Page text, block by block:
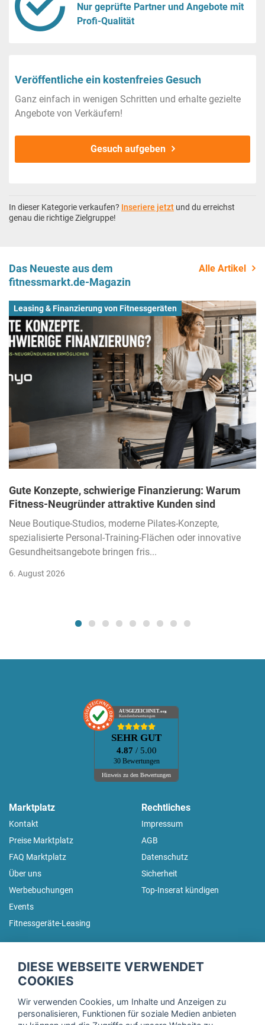
Nur geprüfte Partner und Angebote mit
Profi-Qualität
Veröffentliche ein kostenfreies Gesuch
Ganz einfach in wenigen Schritten und erhalte gezielte
Angebote von Verkäufern!
Gesuch aufgeben
In dieser Kategorie verkaufen? Inseriere jetzt und du erreichst
genau die richtige Zielgruppe!
Das Neueste aus dem
fitnessmarkt.de-Magazin
Alle Artikel
Leasing & Finanzierung von Fitnessgeräten
Gute Konzepte, schwierige Finanzierung: Warum
Fitness-Neugründer attraktive Kunden sind
Neue Boutique-Studios, moderne Pilates-Konzepte,
spezialisierte Personal-Training-Flächen oder innovative
Gesundheitsangebote bringen fris...
6. August 2026
AUSGEZEICHNET.org
Kundenbewertungen
SEHR GUT
4.87 / 5.00
30 Bewertungen
Hinweis zu den Bewertungen
Marktplatz
Kontakt
Preise Marktplatz
FAQ Marktplatz
Über uns
Werbebuchungen
Events
Fitnessgeräte-Leasing
Rechtliches
Impressum
AGB
Datenschutz
Sicherheit
Top-Inserat kündigen
Trage dich hier für unseren Newsletter ein und erhalte regelmäßig
DIESE WEBSEITE VERWENDET
COOKIES
Wir verwenden Cookies, um Inhalte und Anzeigen zu
personalisieren, Funktionen für soziale Medien anbieten